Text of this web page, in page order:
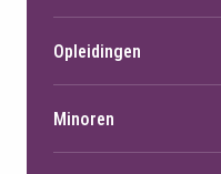
Opleidingen
Minoren